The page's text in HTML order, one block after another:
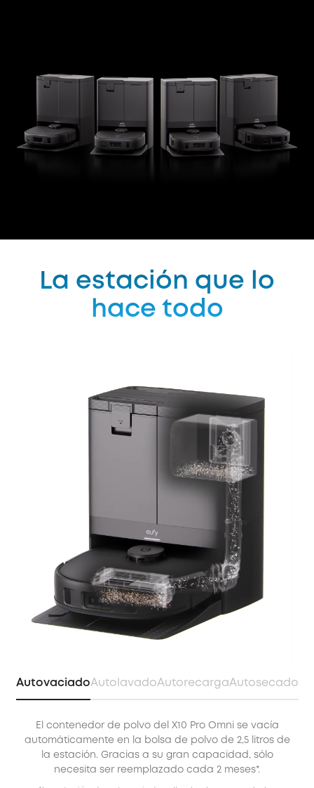
La estación que lo
hace todo
AutovaciadoAutolavadoAutorecargaAutosecado
El contenedor de polvo del X10 Pro Omni se vacía
automáticamente en la bolsa de polvo de 2,5 litros de
la estación. Gracias a su gran capacidad, sólo
necesita ser reemplazado cada 2 meses*.